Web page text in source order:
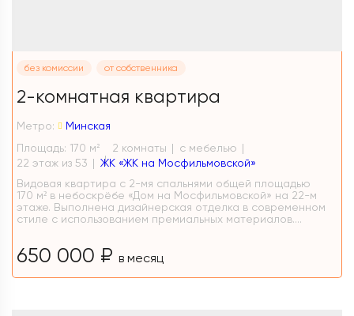
без комиссии от собственника
2-комнатная квартира
Метро:
Минская
Площадь: 170 м 2 2 комнаты
с мебелью
22 этаж из 53
ЖК «ЖК на Мосфильмовской»
Видовая квартира с 2-мя спальнями общей площадью
170 м² в небоскрёбе «Дом на Мосфильмовской» на 22-м
этаже. Выполнена дизайнерская отделка в современном
стиле с использованием премиальных материалов....
650 000 ₽ в месяц